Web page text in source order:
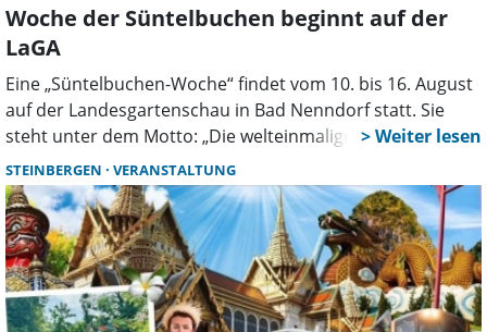
Woche der Süntelbuchen beginnt auf der
LaGA
Eine „Süntelbuchen-Woche“ findet vom 10. bis 16. August
auf der Landesgartenschau in Bad Nenndorf statt. Sie
steht unter dem Motto: „Die welteinmalige
Süntelbuchenallee und der Klimawandel”.
STEINBERGEN VERANSTALTUNG